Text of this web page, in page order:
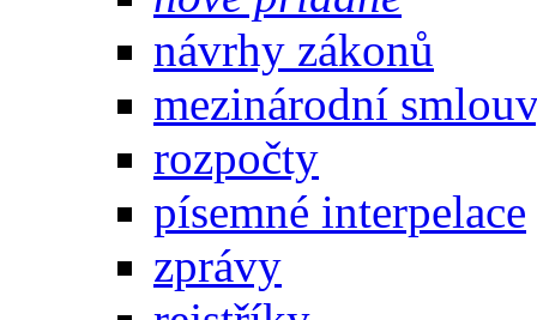
návrhy zákonů
mezinárodní
rozpočty
písemné interpelace
zprávy